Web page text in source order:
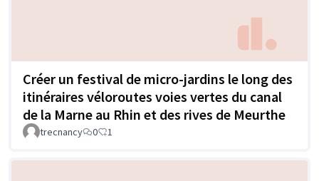
Créer un festival de micro-jardins le long des
itinéraires véloroutes voies vertes du canal
de la Marne au Rhin et des rives de Meurthe
trecnancy 0 1